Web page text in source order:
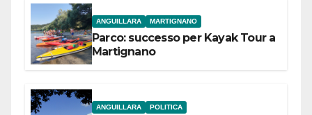
ANGUILLARA MARTIGNANO
Parco: successo per Kayak Tour a
Martignano
ANGUILLARA POLITICA